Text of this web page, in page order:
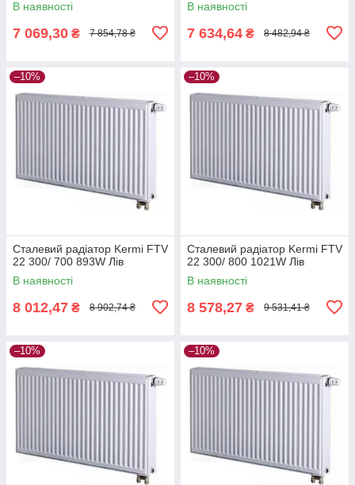
В наявності
7 069,30 ₴ 7 854,78 ₴
В наявності
7 634,64 ₴ 8 482,94 ₴
–10%
Сталевий радіатор Kermi FTV
22 300/ 700 893W Лів
В наявності
8 012,47 ₴ 8 902,74 ₴
–10%
Сталевий радіатор Kermi FTV
22 300/ 800 1021W Лів
В наявності
8 578,27 ₴ 9 531,41 ₴
–10% –10%